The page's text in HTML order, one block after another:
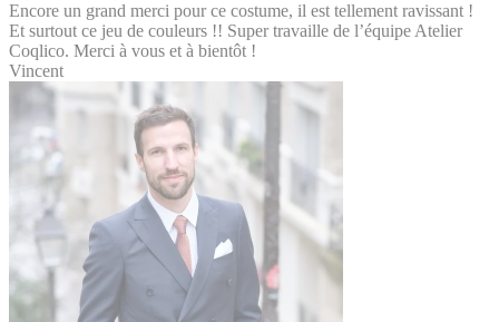
Encore un grand merci pour ce costume, il est tellement ravissant !
Et surtout ce jeu de couleurs !! Super travaille de l’équipe Atelier
Coqlico. Merci à vous et à bientôt !
Vincent